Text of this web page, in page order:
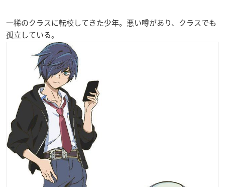
一稀のクラスに転校してきた少年。悪い噂があり、クラスでも
孤立している。